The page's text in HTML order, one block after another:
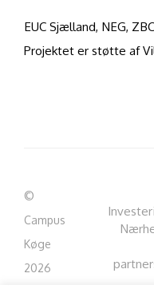
EUC Sjælland, NEG,
Projektet er støtte af
©
Campus
Køge
2026